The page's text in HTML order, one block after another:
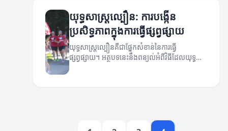
យុទ្ធសាស្ត្រល្បឿន: ការបង្កើន
ប្រសិទ្ធភាពក្នុងការធ្វើផ្សព្វផ្សាយ
យុទ្ធសាស្ត្រល្បឿនគឺជាផ្នែកសំខាន់នៃការធ្វើ
ផ្សព្វផ្សាយ។ អត្ថបទនេះនឹងពន្យល់អំពីវិធីដែលយុទ្ធ